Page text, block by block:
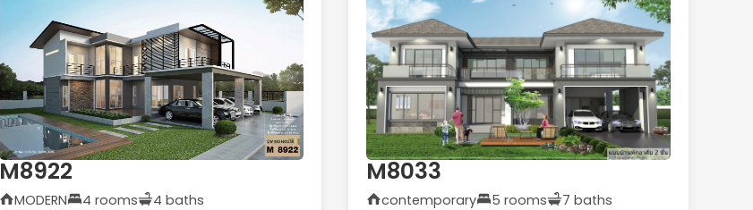
M8922
MODERN 4 rooms 4 baths
M8033
contemporary 5 rooms 7 baths